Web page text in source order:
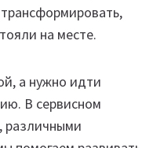
на месте.
а нужно идти
В сервисном
различными